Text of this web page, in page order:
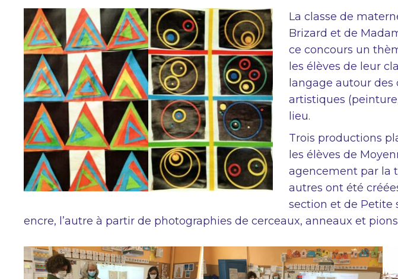
La classe de
Brizard et de
ce concours un
les élèves de leur
langage autour
artistiques
lieu.
Trois productions
les élèves de
agencement par la
autres ont été
section et de Petite
encre, l’autre à partir de photographies de cerceaux, anneaux et